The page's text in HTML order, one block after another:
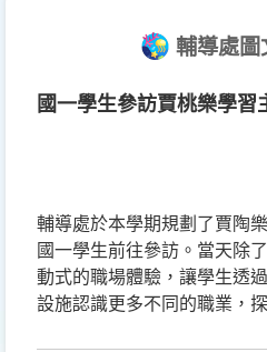
輔導處圖
國一學生參訪賈桃樂學習
輔導處於本學期規劃了賈陶
國一學生前往參訪。當天除
動式的職場體驗，讓學生透
設施認識更多不同的職業，